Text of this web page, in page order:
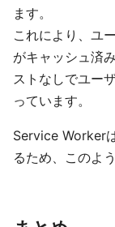
ます。
これにより、ユ
がキャッシュ済
ストなしでユー
っています。
Service Worker
るため、このよ